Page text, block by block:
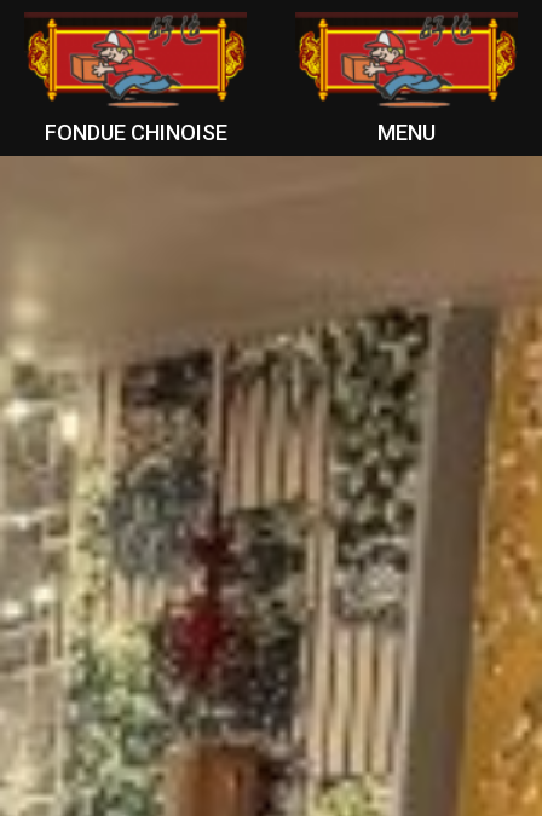
FONDUE CHINOISE MENU